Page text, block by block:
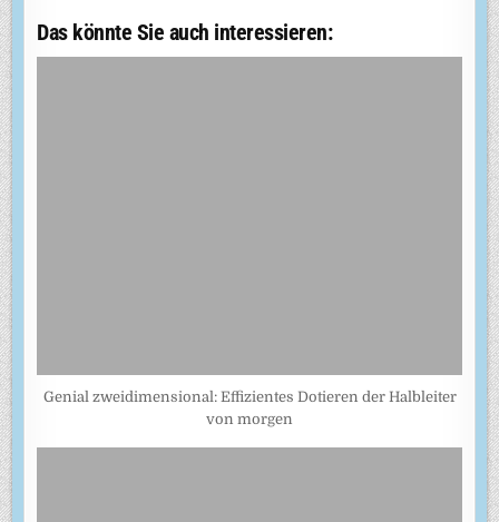
Das könnte Sie auch interessieren:
Genial zweidimensional: Effizientes Dotieren der Halbleiter
von morgen